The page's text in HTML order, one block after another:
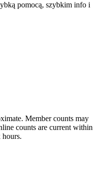
pomocą, szybkim info i
Member counts may
counts are current within
hours.